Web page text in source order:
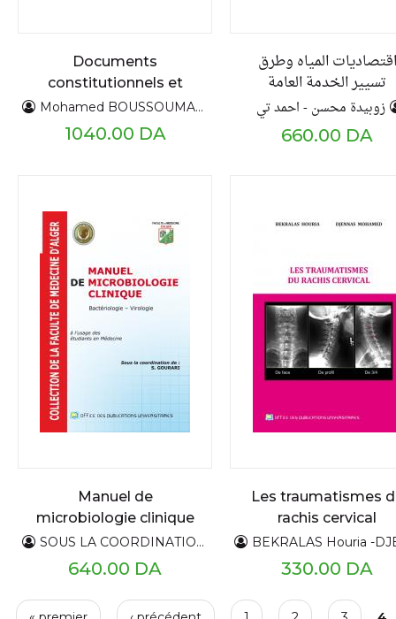
Documents
constitutionnels et
politiques 1919 - 2018
TII
Mohamed BOUSSOUMAH
1040.00 DA
اقتصاديات المياه وطرق
تسيير الخدمة العامة
زوبيدة محسن - احمد تي
660.00 DA
Manuel de
microbiologie clinique
SOUS LA COORDINATION DE : S,GOURARI
640.00 DA
Les traumatismes
rachis cervical
BEKRALAS Houria -DJENNAS
330.00 DA